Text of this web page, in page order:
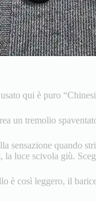
qui è puro
un tremolio
sensazione quando
la luce scivola giù.
è così leggero, il